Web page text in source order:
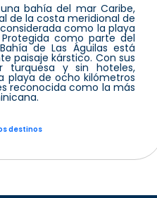
bahía del mar Caribe,
de la costa meridional de
como la playa
como parte del
de Las Águilas está
paisaje kárstico. Con sus
turquesa y sin hoteles,
playa de ocho kilómetros
reconocida como la más
destinos